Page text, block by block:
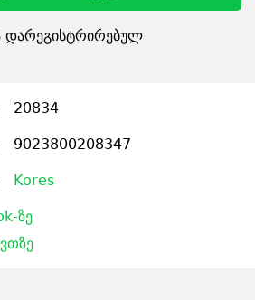
დარეგისტრირებულ
20834
9023800208347
Kores
ზე